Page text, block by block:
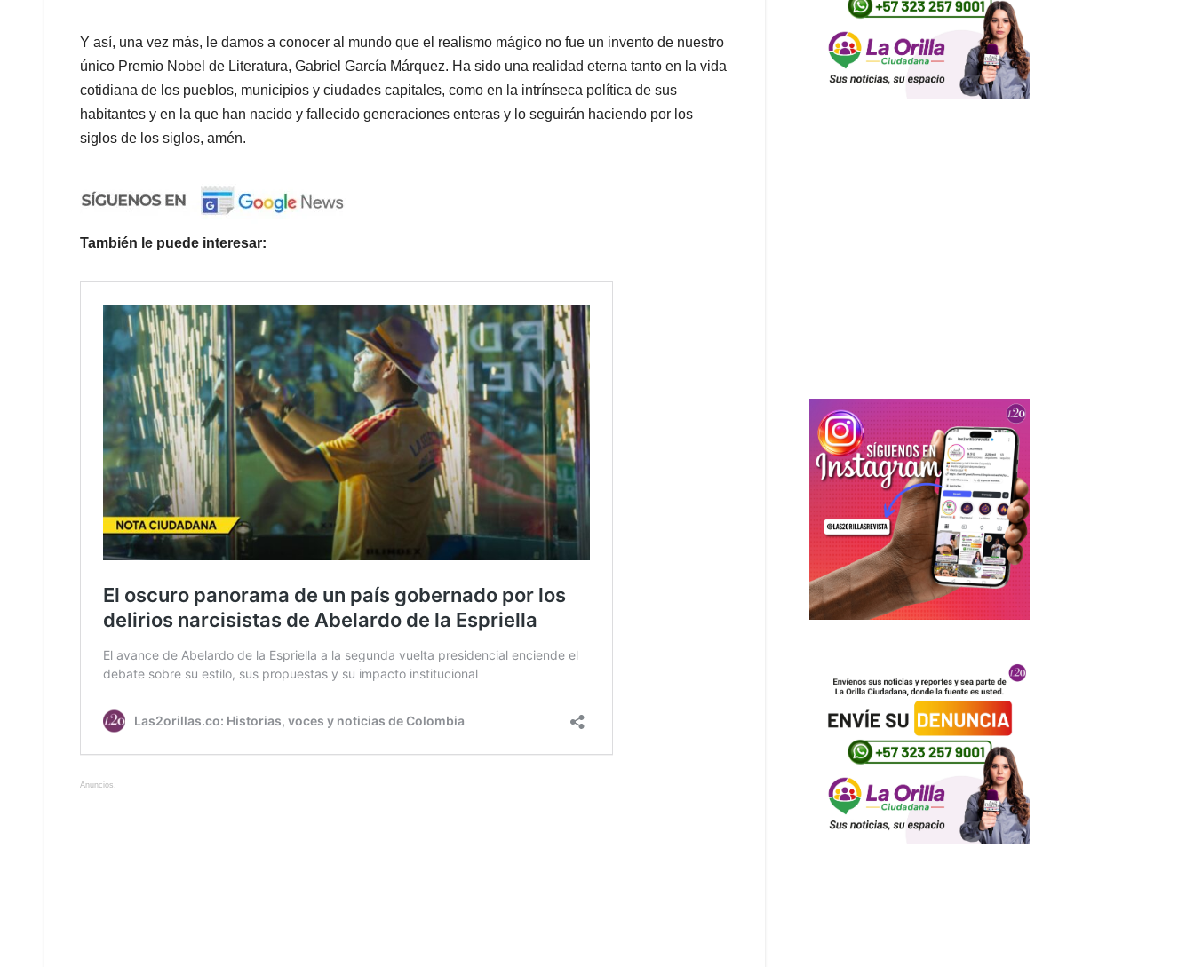
Y así, una vez más, le damos a conocer al mundo que el realismo mágico no fue un invento de nuestro
único Premio Nobel de Literatura, Gabriel García Márquez. Ha sido una realidad eterna tanto en la vida
cotidiana de los pueblos, municipios y ciudades capitales, como en la intrínseca política de sus
habitantes y en la que han nacido y fallecido generaciones enteras y lo seguirán haciendo por los
siglos de los siglos, amén.
También le puede interesar:
Anuncios.